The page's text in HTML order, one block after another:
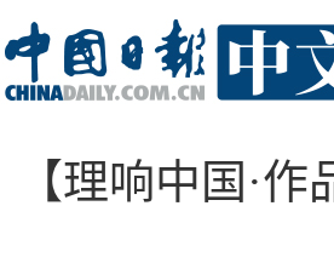
【理响中国·